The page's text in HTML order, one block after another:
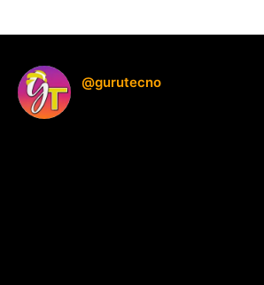
@gurutecno